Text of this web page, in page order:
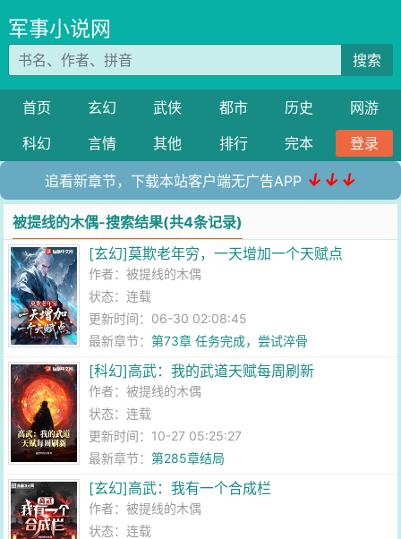
军事小说网
搜索
首页 玄幻 武侠 都市 历史
网游
科幻
言情 其他 排行 完本 登录
追看新章节，下载本站客户端无广告APP ↓↓↓
被提线的木偶-搜索结果(共4条记录)
[玄幻]莫欺老年穷，一天增加一个天赋点
作者：被提线的木偶
状态：连载
更新时间：06-30 02:08:45
最新章节：第73章 任务完成，尝试淬骨
[科幻]高武：我的武道天赋每周刷新
作者：被提线的木偶
状态：连载
更新时间：10-27 05:25:27
最新章节：第285章结局
[玄幻]高武：我有一个合成栏
作者：被提线的木偶
状态：连载